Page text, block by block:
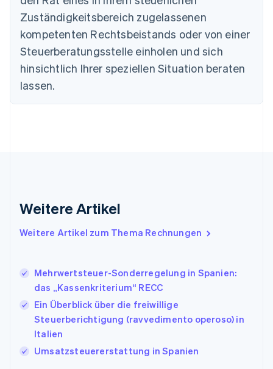
Zuständigkeitsbereich zugelassenen
kompetenten Rechtsbeistands oder von einer
Steuerberatungsstelle einholen und sich
hinsichtlich Ihrer speziellen Situation beraten
lassen.
Weitere Artikel
Weitere Artikel zum Thema Rechnungen
Mehrwertsteuer-Sonderregelung in Spanien:
das „Kassenkriterium“ RECC
Ein Überblick über die freiwillige
Steuerberichtigung (ravvedimento operoso) in
Italien
Umsatzsteuererstattung in Spanien
Dänemark
English
Deutschland
DeutschEnglish
English
Festlandchina
Indien
Irland
ItalianoEnglish
Japan
Kanada
EnglishFrançais
Kroatien
EnglishItaliano